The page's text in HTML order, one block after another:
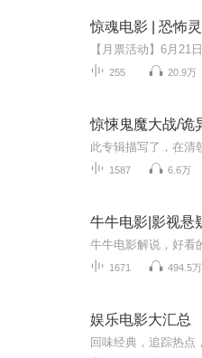
惊魂电影 | 恐怖
255 20.9万
惊悚鬼魔大战/诡
1587 6.6万
牛牛电影|影视悬
1671 494.5万
娱乐电影大汇总